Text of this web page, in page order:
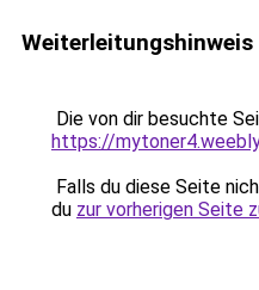
Weiterleitungshinweis
Die von dir besuchte
https://
Falls du diese Seite
du zur vorherigen Seite